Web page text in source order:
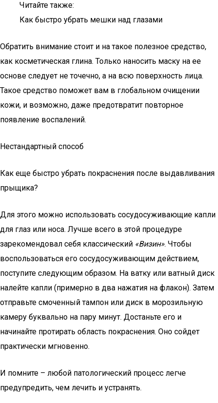
Читайте также:
Как быстро убрать мешки над глазами
Обратить внимание стоит и на такое полезное средство,
как косметическая глина. Только наносить маску на ее
основе следует не точечно, а на всю поверхность лица.
Такое средство поможет вам в глобальном очищении
кожи, и возможно, даже предотвратит повторное
появление воспалений.
Нестандартный способ
Как еще быстро убрать покраснения после выдавливания
прыщика?
Для этого можно использовать сосудосуживающие капли
для глаз или носа. Лучше всего в этой процедуре
зарекомендовал себя классический «Визин». Чтобы
воспользоваться его сосудосуживающим действием,
поступите следующим образом. На ватку или ватный диск
налейте капли (примерно в два нажатия на флакон). Затем
отправьте смоченный тампон или диск в морозильную
камеру буквально на пару минут. Достаньте его и
начинайте протирать область покраснения. Оно сойдет
практически мгновенно.
И помните – любой патологический процесс легче
предупредить, чем лечить и устранять.